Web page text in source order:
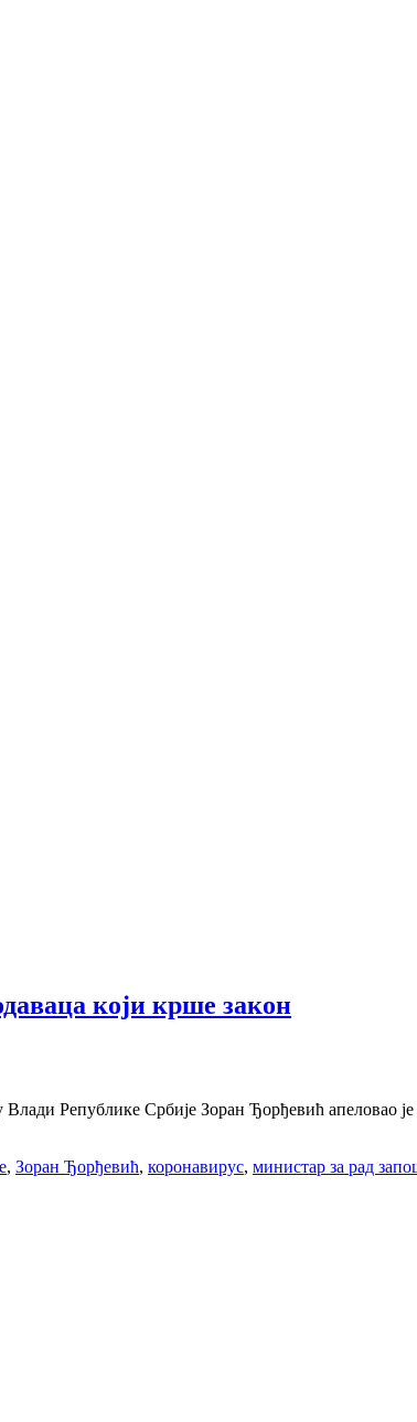
који крше закон
Републике Србије Зоран Ђорђевић апеловао
, Зоран Ђорђевић, коронавирус, министар за рад